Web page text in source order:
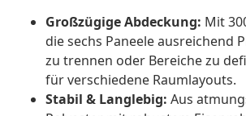
Großzügige Abdeckung: Mit
die sechs Paneele ausreichend
zu trennen oder Bereiche zu
für verschiedene Raumlayouts.
Stabil & Langlebig: Aus